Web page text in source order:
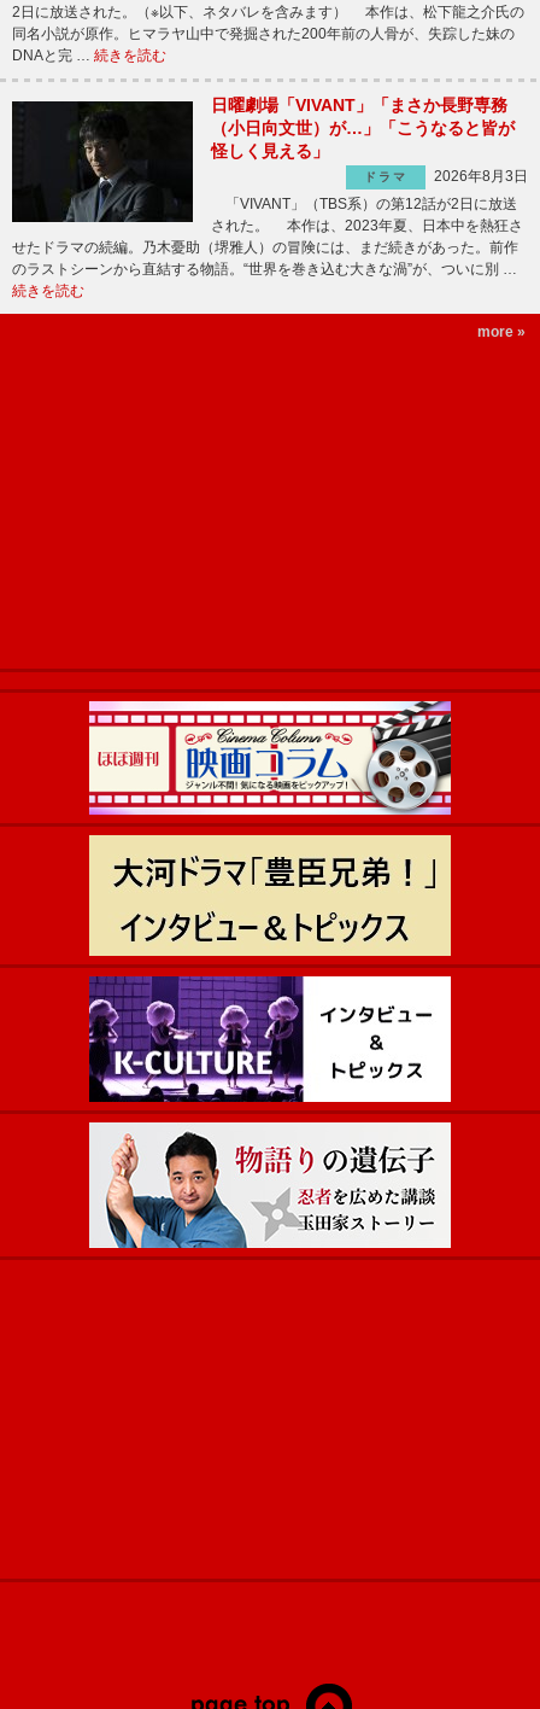
2日に放送された。（※以下、ネタバレを含みます） 本作は、松下龍之介氏の
同名小説が原作。ヒマラヤ山中で発掘された200年前の人骨が、失踪した妹の
DNAと完 … 続きを読む
日曜劇場「VIVANT」「まさか長野専務
（小日向文世）が…」「こうなると皆が
怪しく見える」
ドラマ
2026年8月3日
「VIVANT」（TBS系）の第12話が2日に放送
された。 本作は、2023年夏、日本中を熱狂さ
せたドラマの続編。乃木憂助（堺雅人）の冒険には、まだ続きがあった。前作
のラストシーンから直結する物語。“世界を巻き込む大きな渦”が、ついに別 …
続きを読む
more »